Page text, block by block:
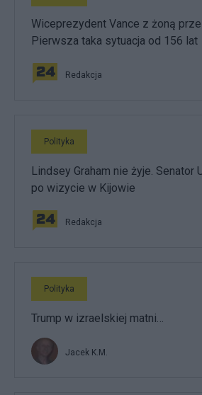
Wiceprezydent Vance z żoną
Pierwsza taka sytuacja od 156 lat
Redakcja
Polityka
Lindsey Graham nie żyje. Senator
po wizycie w Kijowie
Redakcja
Polityka
Trump w izraelskiej matni…
Jacek K.M.